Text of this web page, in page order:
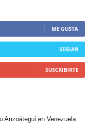
ME GUSTA
SEGUIR
SUSCRIBIRTE
Anzoátegui en Venezuela